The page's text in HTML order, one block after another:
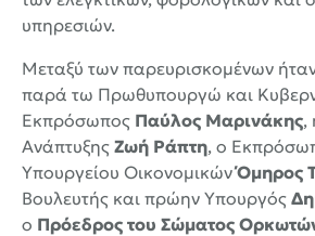
υπηρεσιών.
Μεταξύ των παρευρισκομένων
παρά τω Πρωθυπουργώ και
Εκπρόσωπος Παύλος Μαρινάκης,
Ανάπτυξης Ζωή Ράπτη, ο
Υπουργείου ΟικονομικώνΌμηρος
Βουλευτής και πρώην Υπουργός
ο Πρόεδρος του Σώματος